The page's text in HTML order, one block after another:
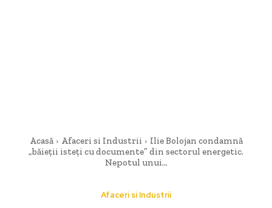
Acasă Afaceri si Industrii
Ilie Bolojan condamnă
„băieții isteți cu documente” din sectorul energetic.
Nepotul unui...
Afaceri si Industrii